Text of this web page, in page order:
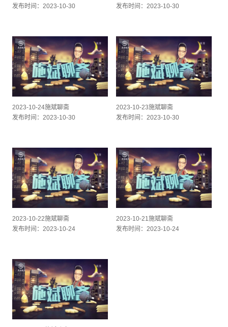
发布时间：2023-10-30
发布时间：2023-10-30
2023-10-24施斌聊斋
发布时间：2023-10-30
2023-10-23施斌聊斋
发布时间：2023-10-30
2023-10-22施斌聊斋
发布时间：2023-10-24
2023-10-21施斌聊斋
发布时间：2023-10-24